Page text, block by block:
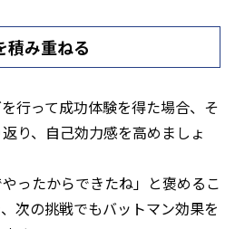
積み重ねる
行って成功体験を得た場合、そ
り、自己効力感を高めましょ
ったからできたね」と褒めるこ
次の挑戦でもバットマン効果を